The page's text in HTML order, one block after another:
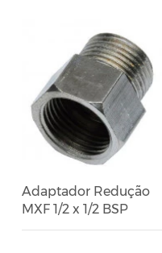
Adaptador Redução
MXF 1/2 x 1/2 BSP